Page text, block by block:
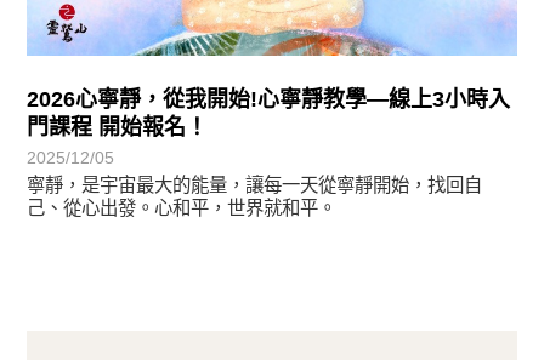
2026心寧靜，從我開始!心寧靜教學—線上3小時入
門課程 開始報名！
2025/12/05
寧靜，是宇宙最大的能量，讓每一天從寧靜開始，找回自
己、從心出發。心和平，世界就和平。